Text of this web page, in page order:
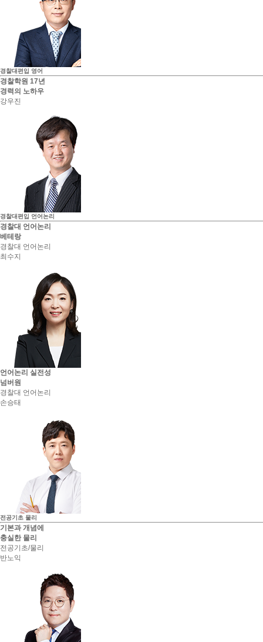
경찰대편입 영어
경찰학원 17년
경력의 노하우
강우진
경찰대편입 언어논리
경찰대 언어논리
베테랑
경찰대 언어논리
최수지
언어논리 실전성
넘버원
경찰대 언어논리
손승태
전공기초 물리
기본과 개념에
충실한 물리
전공기초/물리
반노익